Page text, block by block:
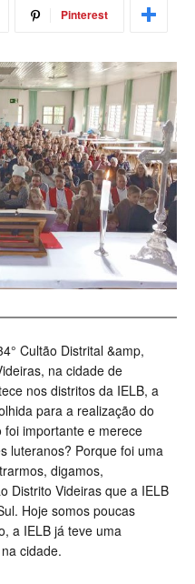
Pinterest
Cultão Distrital &amp,
na cidade de
nos distritos da IELB, a
para a realização do
importante e merece
luteranos? Porque foi uma
digamos,
Distrito Videiras que a IELB
Hoje somos poucas
a IELB já teve uma
cidade.